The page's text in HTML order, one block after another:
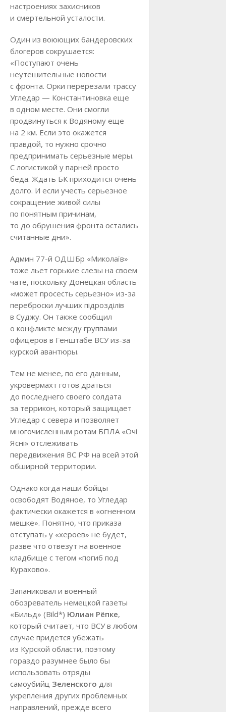
настроениях захисников
и смертельной усталости.
Один из воюющих бандеровских
блогеров сокрушается:
«Поступают очень
неутешительные новости
с фронта. Орки перерезали трассу
Угледар — Константиновка еще
в одном месте. Они смогли
продвинуться к Водяному еще
на 2 км. Если это окажется
правдой, то нужно срочно
предпринимать серьезные меры.
С логистикой у парней просто
беда. Ждать БК приходится очень
долго. И если учесть серьезное
сокращение живой силы
по понятным причинам,
то до обрушения фронта остались
считанные дни».
Админ 77-й ОДШБр «Миколаїв»
тоже льет горькие слезы на своем
чате, поскольку Донецкая область
«может просесть серьезно» из-за
переброски лучших пiдроздiлiв
в Суджу. Он также сообщил
о конфликте между группами
офицеров в Генштабе ВСУ из-за
курской авантюры.
Тем не менее, по его данным,
укровермахт готов драться
до последнего своего солдата
за террикон, который защищает
Угледар с севера и позволяет
многочисленным ротам БПЛА «Очі
Ясні» отслеживать
передвижения ВС РФ на всей этой
обширной территории.
Однако когда наши бойцы
освободят Водяное, то Угледар
фактически окажется в «огненном
мешке». Понятно, что приказа
отступать у «хероев» не будет,
разве что отвезут на военное
кладбище с тегом «погиб под
Курахово».
Запаниковал и военный
обозреватель немецкой газеты
«Бильд» (Bild*) Юлиан Рёпке,
который считает, что ВСУ в любом
случае придется убежать
из Курской области, поэтому
гораздо разумнее было бы
использовать отряды
самоубийц Зеленского для
укрепления других проблемных
направлений, прежде всего